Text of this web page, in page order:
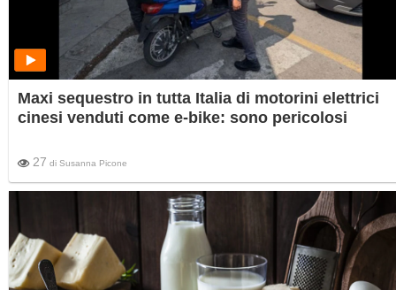
Maxi sequestro in tutta Italia di motorini elettrici
cinesi venduti come e-bike: sono pericolosi
27 di Susanna Picone